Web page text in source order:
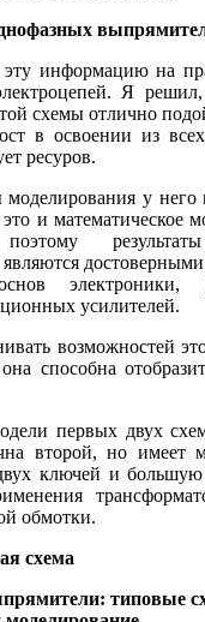
эту информацию на
Я
схемы отлично
в освоении из
ресуров.
у
и математическое
электроники,
усилителей.
возможностей
способна
первых двух
второй, но имеет
ключей и большую
обмотки.
схема